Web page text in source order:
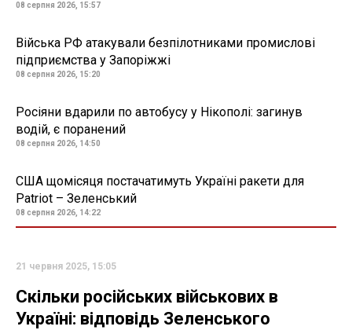
08 серпня 2026, 15:57
Війська РФ атакували безпілотниками промислові
підприємства у Запоріжжі
08 серпня 2026, 15:20
Росіяни вдарили по автобусу у Нікополі: загинув
водій, є поранений
08 серпня 2026, 14:50
США щомісяця постачатимуть Україні ракети для
Patriot – Зеленський
08 серпня 2026, 14:22
21 червня 2025, 15:05
Скільки російських військових в
Україні: відповідь Зеленського